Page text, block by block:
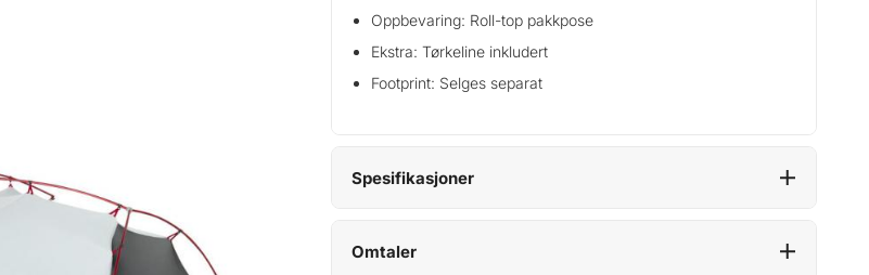
Oppbevaring: Roll-top pakkpose
Ekstra: Tørkeline inkludert
Footprint: Selges separat
Spesifikasjoner
Omtaler